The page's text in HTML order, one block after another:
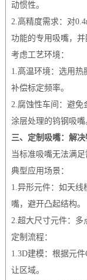
动惯性。
2.高精度需求：对
功能的专用吸嘴，并
考虑工艺环境：
1.高温环境：选用
补偿标定频率。
2.腐蚀性车间：避免
涂层处理的钨钢吸嘴
三、定制吸嘴：解
当标准吸嘴无法满
典型应用场景：
1.异形元件：如天线
嘴，避开凸起结构。
2.超大尺寸元件：多
定制流程：
1.3D建模：根据元
让区域。